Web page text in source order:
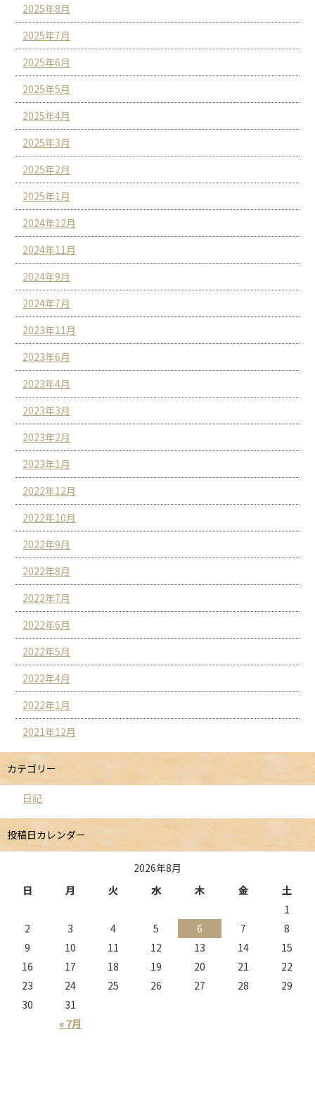
2025年8月
2025年7月
2025年6月
2025年5月
2025年4月
2025年3月
2025年2月
2025年1月
2024年12月
2024年11月
2024年9月
2024年7月
2023年11月
2023年6月
2023年4月
2023年3月
2023年2月
2023年1月
2022年12月
2022年10月
2022年9月
2022年8月
2022年7月
2022年6月
2022年5月
2022年4月
2022年1月
2021年12月
カテゴリー
日記
投稿日カレンダー
2026年8月
日
月 火 水 木 金 土
« 7月
1
2
3 4 5 6 7
8
9
10 11 12 13 14
15
16
17 18 19 20 21
22
23
24 25 26 27 28
29
30
31